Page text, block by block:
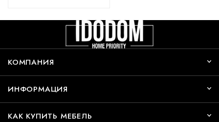
КОМПАНИЯ
ИНФОРМАЦИЯ
КАК КУПИТЬ МЕБЕЛЬ